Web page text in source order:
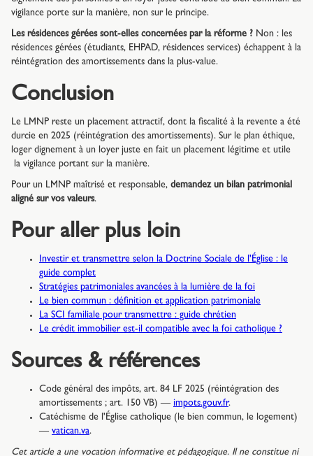
vigilance porte sur la manière, non sur le principe.
Les résidences gérées sont-elles concernées par la réforme ? Non : les
résidences gérées (étudiants, EHPAD, résidences services) échappent à la
réintégration des amortissements dans la plus-value.
Conclusion
Le LMNP reste un placement attractif, dont la fiscalité à la revente a été
durcie en 2025 (réintégration des amortissements). Sur le plan éthique,
loger dignement à un loyer juste en fait un placement légitime et utile
la vigilance portant sur la manière.
Pour un LMNP maîtrisé et responsable, demandez un bilan patrimonial
aligné sur vos valeurs.
Pour aller plus loin
Investir et transmettre selon la Doctrine Sociale de l'Église : le
guide complet
Stratégies patrimoniales avancées à la lumière de la foi
Le bien commun : définition et application patrimoniale
La SCI familiale pour transmettre : guide chrétien
Le crédit immobilier est-il compatible avec la foi catholique ?
Sources & références
Code général des impôts, art. 84 LF 2025 (réintégration des
amortissements ; art. 150 VB) — impots.gouv.fr.
Catéchisme de l'Église catholique (le bien commun, le logement)
— vatican.va.
Cet article a une vocation informative et pédagogique. Il ne constitue ni